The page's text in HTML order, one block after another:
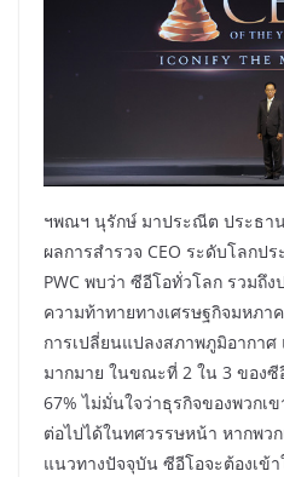
ฯพณฯ นุรักษ์ มาประณีต ประธา
ผลการสำรวจ CEO ระดับโลกป
PWC พบว่า ซีอีโอทั่วโลก รวมถึ
ความท้าทายทางเศรษฐกิจมหภา
การเปลี่ยนแปลงสภาพภูมิอากาศ
มากมาย ในขณะที่ 2 ใน 3 ของ
67% ไม่มั่นใจว่าธุรกิจของพวกเ
ต่อไปได้ในทศวรรษหน้า หากพว
แนวทางปัจจุบัน ซีอีโอจะต้องเข้